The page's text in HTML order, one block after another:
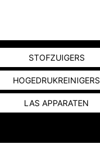
STOFZUIGERS
HOGEDRUKREINIGERS
LAS APPARATEN